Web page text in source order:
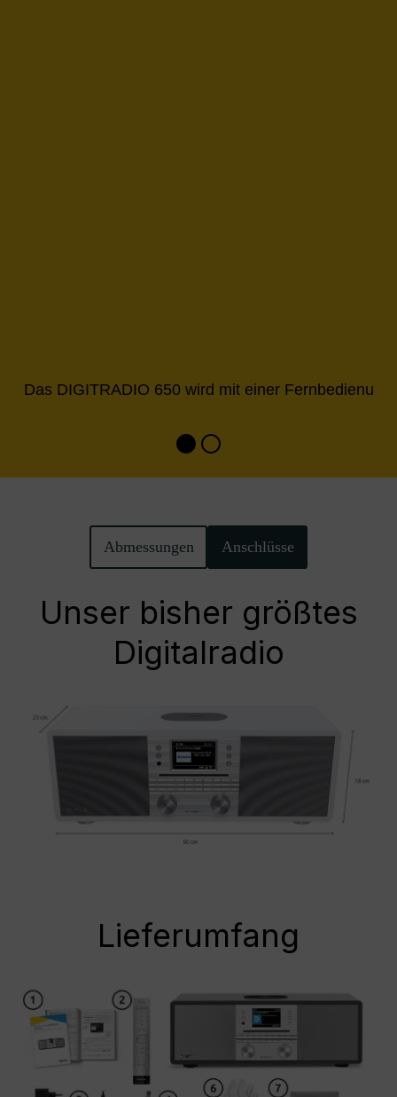
Das DIGITRADIO 650 wird mit einer
Abmessungen Anschlüsse
Unser bisher größtes
Digitalradio
Lieferumfang